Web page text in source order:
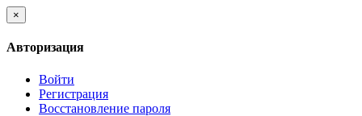
×
Авторизация
Войти
Регистрация
Восстановление пароля